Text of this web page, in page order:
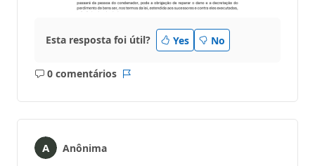
Esta resposta foi útil? Yes No
0 comentários
Sem
Relatório
Anônima